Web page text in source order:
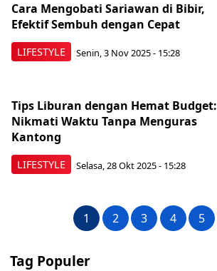
LIFESTYLE
Cara Mengobati Sariawan di Bibir,
Efektif Sembuh dengan Cepat
Senin, 3 Nov 2025 - 15:28
LIFESTYLE
Tips Liburan dengan Hemat Budget:
Nikmati Waktu Tanpa Menguras
Kantong
Selasa, 28 Okt 2025 - 15:28
1 2 3 4 5
Tag Populer